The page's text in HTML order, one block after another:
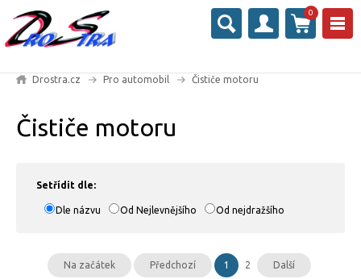
0
Drostra.cz Pro automobil Čističe motoru
Čističe motoru
Setřídit dle:
Dle názvu Od Nejlevnějšího Od nejdražšího
Na začátek Předchozí 1 2 Další